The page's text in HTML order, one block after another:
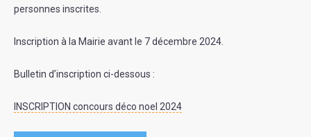
personnes inscrites.
Inscription à la Mairie avant le 7 décembre 2024.
Bulletin d’inscription ci-dessous :
INSCRIPTION concours déco noel 2024